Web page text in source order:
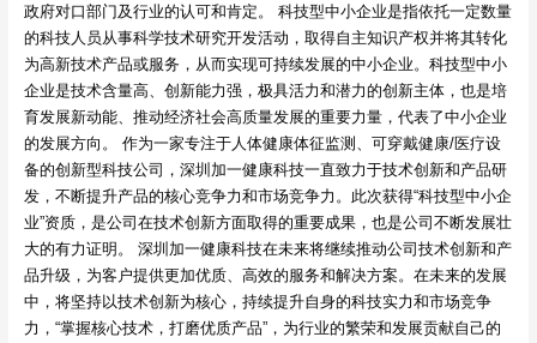
政府对口部门及行业的认可和肯定。 科技型中小企业是指依托一定数量
的科技人员从事科学技术研究开发活动，取得自主知识产权并将其转化
为高新技术产品或服务，从而实现可持续发展的中小企业。科技型中小
企业是技术含量高、创新能力强，极具活力和潜力的创新主体，也是培
育发展新动能、推动经济社会高质量发展的重要力量，代表了中小企业
的发展方向。 作为一家专注于人体健康体征监测、可穿戴健康/医疗设
备的创新型科技公司，深圳加一健康科技一直致力于技术创新和产品研
发，不断提升产品的核心竞争力和市场竞争力。此次获得“科技型中小企
业”资质，是公司在技术创新方面取得的重要成果，也是公司不断发展壮
大的有力证明。 深圳加一健康科技在未来将继续推动公司技术创新和产
品升级，为客户提供更加优质、高效的服务和解决方案。在未来的发展
中，将坚持以技术创新为核心，持续提升自身的科技实力和市场竞争
力，“掌握核心技术，打磨优质产品”，为行业的繁荣和发展贡献自己的